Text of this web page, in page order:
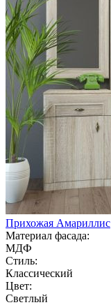
Прихожая Амариллис
Материал фасада:
МДФ
Стиль:
Классический
Цвет:
Светлый